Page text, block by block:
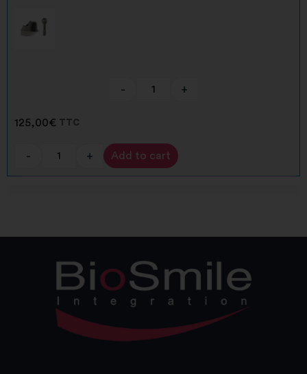
- +
125,00€ TTC
- + Add to cart
Alternative: